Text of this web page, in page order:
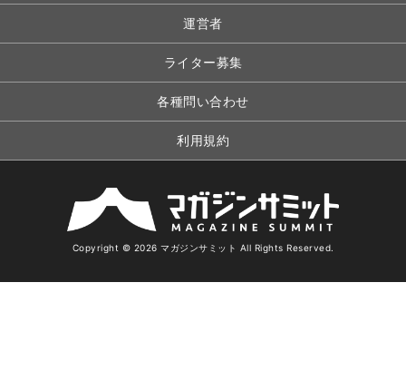
運営者
ライター募集
各種問い合わせ
利用規約
Copyright © 2026 マガジンサミット All Rights Reserved.